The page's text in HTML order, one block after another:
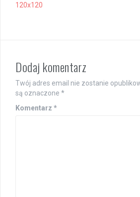
120x120
Dodaj komentarz
Twój adres email nie zostanie
są oznaczone *
Komentarz *